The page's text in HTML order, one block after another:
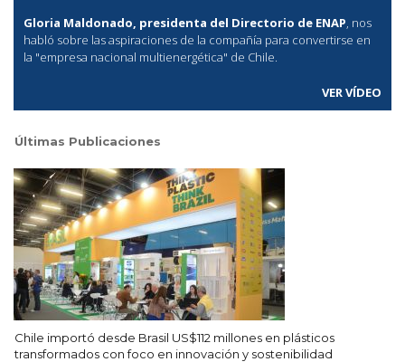
Gloria Maldonado, presidenta del Directorio de ENAP , nos
habló sobre las aspiraciones de la compañía para convertirse en
la "empresa nacional multienergética" de Chile.
VER VÍDEO
Últimas Publicaciones
Chile importó desde Brasil US$112 millones en plásticos
transformados con foco en innovación y sostenibilidad